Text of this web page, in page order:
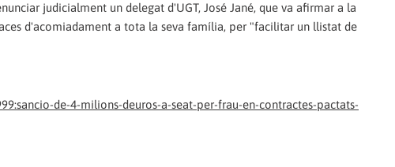
judicialment un delegat d'UGT, José Jané, que va afirmar a la
d'acomiadament a tota la seva família, per "facilitar un llistat de
de-4-milions-deuros-a-seat-per-frau-en-contractes-pactats-